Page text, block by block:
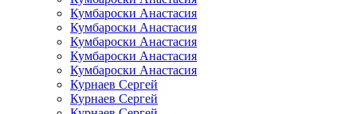
Кумбароски Анастасия
Кумбароски Анастасия
Кумбароски Анастасия
Кумбароски Анастасия
Кумбароски Анастасия
Курнаев Сергей
Курнаев Сергей